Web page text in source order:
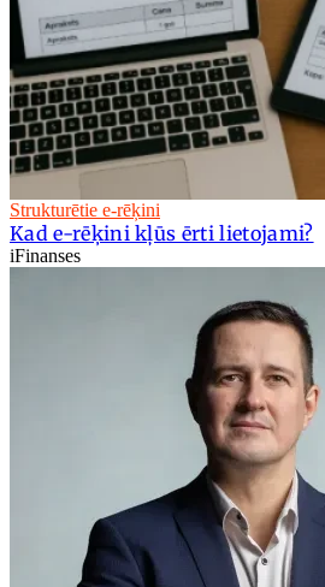
Strukturētie e-rēķini
Kad e-rēķini kļūs ērti lietojami?
iFinanses